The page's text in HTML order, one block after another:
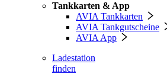
Tankkarten & App
AVIA Tankkarten
AVIA Tankgutscheine
AVIA App
Ladestation
finden